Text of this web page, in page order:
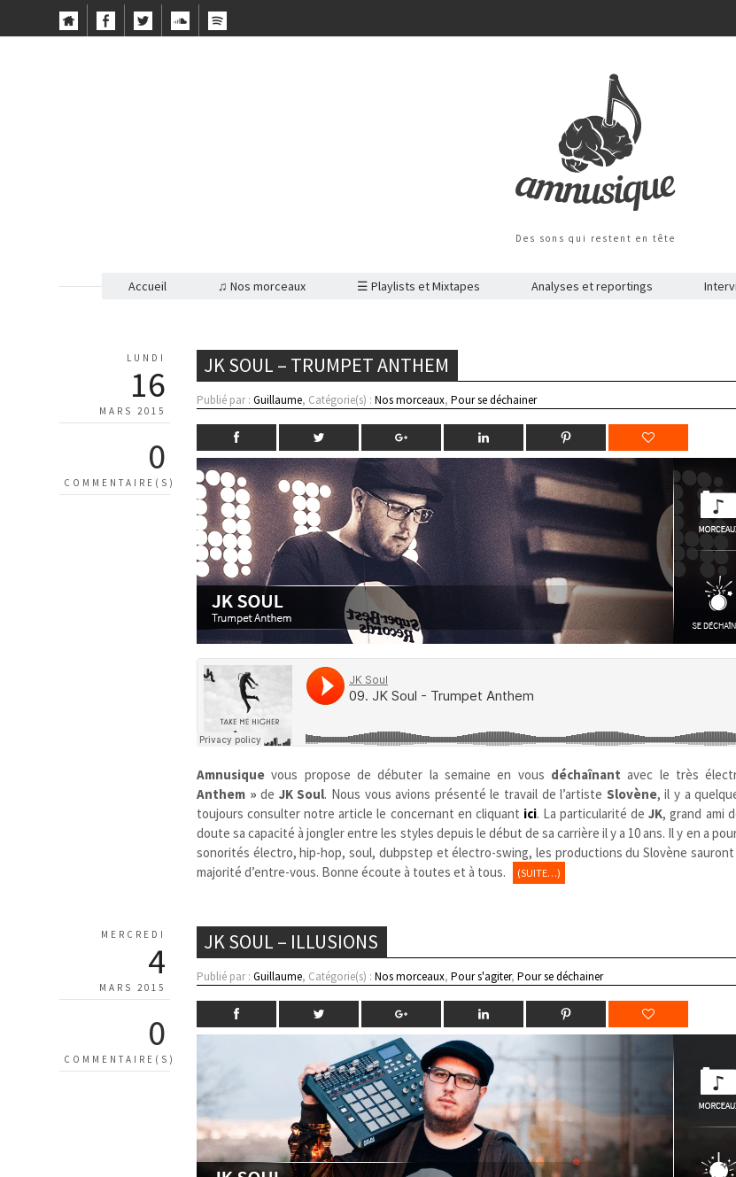
Des sons qui restent en tête
Accueil ♫ Nos morceaux ☰ Playlists et Mixtapes Analyses et reportings
LUNDI
16
MARS 2015
0
COMMENTAIRE(S)
JK SOUL – TRUMPET ANTHEM
Publié par :Guillaume, Catégorie(s) :Nos morceaux,Pour se déchainer
Amnusique vous propose de débuter la semaine en vous déchaînant avec le très
Anthem » de JK Soul. Nous vous avions présenté le travail de l’artiste Slovène, il y a
toujours consulter notre article le concernant en cliquant ici. La particularité deJK, grand ami
doute sa capacité à jongler entre les styles depuis le début de sa carrière il y a 10 ans. Il y en a
sonorités électro, hip-hop, soul, dubpstep et électro-swing, les productions du Slovène
majorité d’entre-vous. Bonne écoute à toutes et à tous.
(SUITE…)
MERCREDI
4
MARS 2015
0
COMMENTAIRE(S)
JK SOUL – ILLUSIONS
Publié par :Guillaume, Catégorie(s) :Nos morceaux,Pour s'agiter,Pour se déchainer